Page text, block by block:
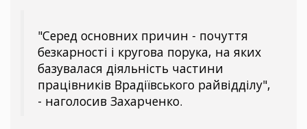
"Серед основних причин - почуття
безкарності і кругова порука, на яких
базувалася діяльність частини
працівників Врадіївського райвідділу",
- наголосив Захарченко.